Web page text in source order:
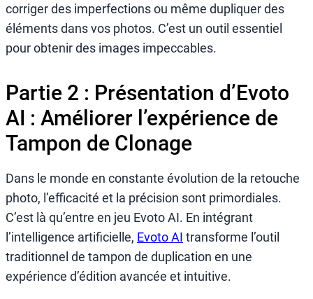
corriger des imperfections ou même dupliquer des
éléments dans vos photos. C’est un outil essentiel
pour obtenir des images impeccables.
Partie 2 : Présentation d’Evoto
AI : Améliorer l’expérience de
Tampon de Clonage
Dans le monde en constante évolution de la retouche
photo, l’efficacité et la précision sont primordiales.
C’est là qu’entre en jeu Evoto AI. En intégrant
l’intelligence artificielle, Evoto AI transforme l’outil
traditionnel de tampon de duplication en une
expérience d’édition avancée et intuitive.